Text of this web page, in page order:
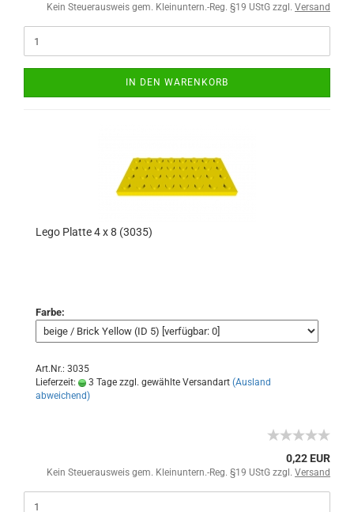
Kein Steuerausweis gem. Kleinuntern.-Reg. §19 UStG zzgl. Versand
IN DEN WARENKORB
Lego Platte 4 x 8 (3035)
Farbe:
Art.Nr.: 3035
Lieferzeit:
3 Tage zzgl. gewählte Versandart (Ausland
abweichend)
0,22 EUR
Kein Steuerausweis gem. Kleinuntern.-Reg. §19 UStG zzgl. Versand